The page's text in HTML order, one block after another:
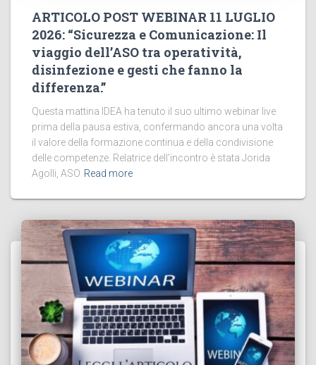
ARTICOLO POST WEBINAR 11 LUGLIO
2026: “Sicurezza e Comunicazione: Il
viaggio dell’ASO tra operatività,
disinfezione e gesti che fanno la
differenza.”
Questa mattina IDEA ha tenuto il suo ultimo webinar live
prima della pausa estiva, confermando ancora una volta
il valore della formazione continua e della condivisione
delle competenze. Relatrice dell’incontro è stata Jorida
Agolli, ASO Read more